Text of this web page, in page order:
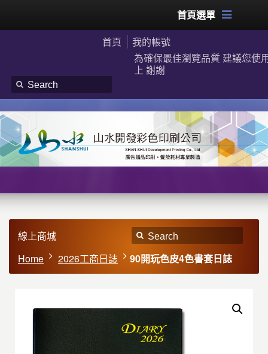
首頁選單
首頁
我的帳號
為確保最佳瀏覽品質 建議您使
上 謝謝
線上商城
Home
2026工商日誌 90開玩色皮4色書套日誌